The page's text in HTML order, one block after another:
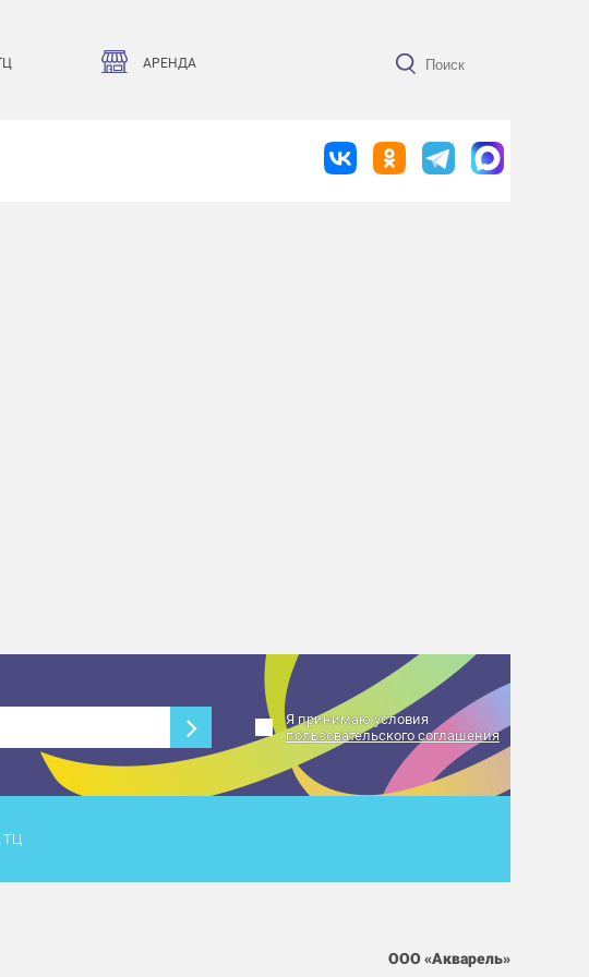
АРЕНДА
Я принимаю условия
пользовательского соглашения
ТЦ
ООО «Акварель»